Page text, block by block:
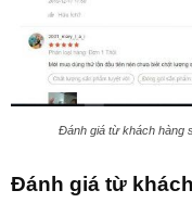
Đánh giá từ khách hàng
Đánh giá từ